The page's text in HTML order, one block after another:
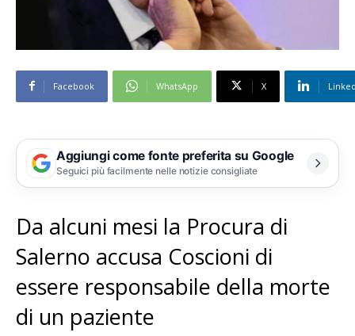
Facebook WhatsApp X
Aggiungi come fonte preferita su Google
Seguici più facilmente nelle notizie consigliate
Da alcuni mesi la Procura di
Salerno accusa Coscioni di
essere responsabile della morte
di un paziente